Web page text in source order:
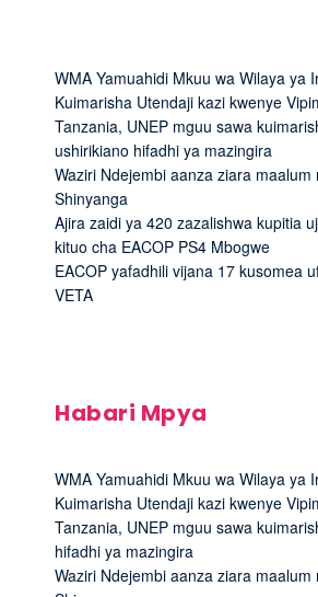
WMA Yamuahidi Mkuu wa Wilaya ya
Kuimarisha Utendaji kazi kwenye
Tanzania, UNEP mguu sawa
ushirikiano hifadhi ya mazingira
Waziri Ndejembi aanza ziara maalum
Shinyanga
Ajira zaidi ya 420 zazalishwa kupitia
kituo cha EACOP PS4 Mbogwe
EACOP yafadhili vijana 17 kusomea
VETA
Habari Mpya
WMA Yamuahidi Mkuu wa Wilaya ya
Kuimarisha Utendaji kazi kwenye
Tanzania, UNEP mguu sawa
hifadhi ya mazingira
Waziri Ndejembi aanza ziara maalum